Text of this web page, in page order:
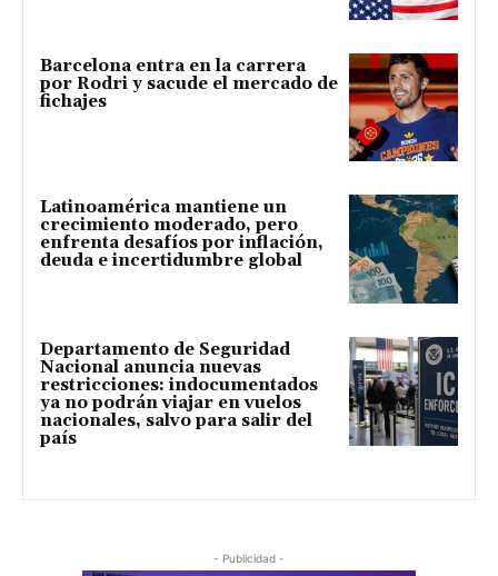
Barcelona entra en la carrera
por Rodri y sacude el mercado de
fichajes
Latinoamérica mantiene un
crecimiento moderado, pero
enfrenta desafíos por inflación,
deuda e incertidumbre global
Departamento de Seguridad
Nacional anuncia nuevas
restricciones: indocumentados
ya no podrán viajar en vuelos
nacionales, salvo para salir del
país
- Publicidad -